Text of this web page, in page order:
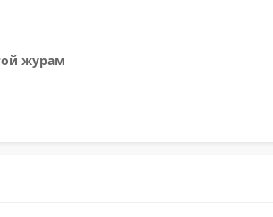
журам